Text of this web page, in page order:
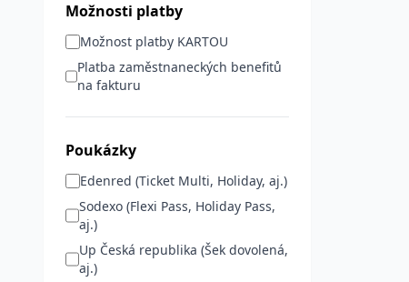
Možnosti platby
Možnost platby KARTOU
Platba zaměstnaneckých benefitů
na fakturu
Poukázky
Edenred (Ticket Multi, Holiday, aj.)
Sodexo (Flexi Pass, Holiday Pass,
aj.)
Up Česká republika (Šek dovolená,
aj.)